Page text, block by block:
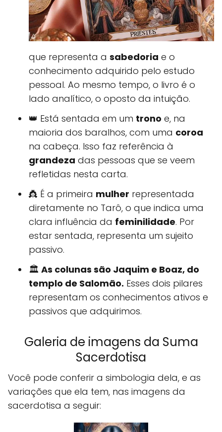
que representa a sabedoria e o
conhecimento adquirido pelo estudo
pessoal. Ao mesmo tempo, o livro é o
lado analítico, o oposto da intuição.
👑 Está sentada em um trono e, na
maioria dos baralhos, com uma coroa
na cabeça. Isso faz referência à
grandeza das pessoas que se veem
refletidas nesta carta.
👸 É a primeira mulher representada
diretamente no Tarô, o que indica uma
clara influência da feminilidade. Por
estar sentada, representa um sujeito
passivo.
🏛️ As colunas são Jaquim e Boaz, do
templo de Salomão. Esses dois pilares
representam os conhecimentos ativos e
passivos que adquirimos.
Galeria de imagens da Suma
Sacerdotisa
Você pode conferir a simbologia dela, e as
variações que ela tem, nas imagens da
sacerdotisa a seguir: